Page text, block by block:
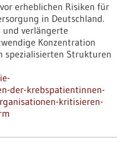
erheblichen Risiken für
in Deutschland.
verlängerte
Konzentration
spezialisierten Strukturen
der-krebspatientinnen-
kritisieren-